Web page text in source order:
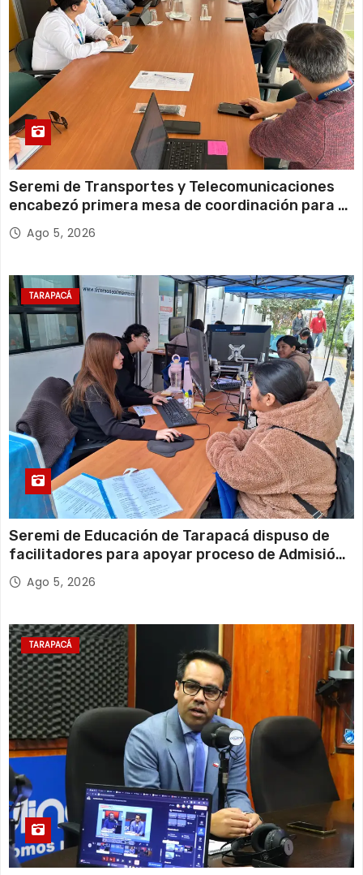
i
ó
n
d
e
e
n
r
a
d
a
s
Seremi de Transportes y Telecomunicaciones
encabezó primera mesa de coordinación para el
retiro de cables en desuso en Iquique
Ago 5, 2026
TARAPACÁ
Seremi de Educación de Tarapacá dispuso de
facilitadores para apoyar proceso de Admisión
Escolar 2027
Ago 5, 2026
TARAPACÁ